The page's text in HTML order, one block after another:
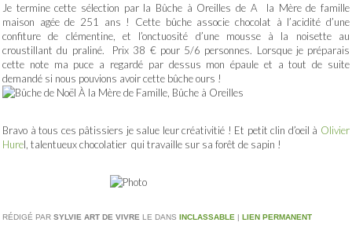
Je termine cette sélection par la Bûche à Oreilles de A la Mère de famille
maison agée de 251 ans ! Cette bûche associe chocolat à l’acidité d’une
confiture de clémentine, et l’onctuosité d’une mousse à la noisette au
croustillant du praliné.
Prix 38 € pour 5/6 personnes. Lorsque je préparais
cette note ma puce a regardé par dessus mon épaule et a tout de suite
demandé si nous pouvions avoir cette bûche ours !
Bravo à tous ces pâtissiers je salue leur créativitié ! Et petit clin d’oeil à Olivier
Hurel, talentueux chocolatier qui travaille sur sa forêt de sapin !
RÉDIGÉ PAR SYLVIE ART DE VIVRE LE DANS INCLASSABLE | LIEN PERMANENT